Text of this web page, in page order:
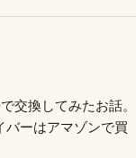
交換してみたお話。
バーはアマゾンで買